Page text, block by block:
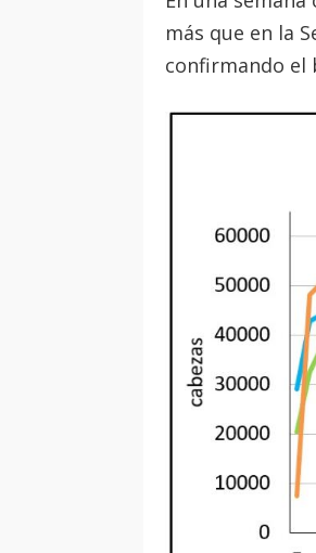
más que en la
confirmando el